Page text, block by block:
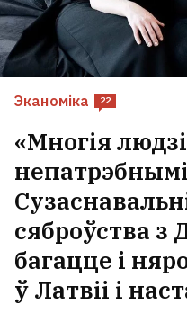
Эканоміка 22
«Многія
сяброўства з
багацце і
ў Латвіі і